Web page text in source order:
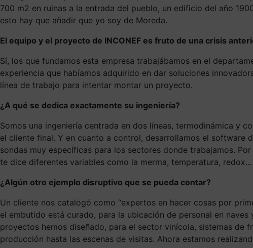
700 m2 en ruinas a la entrada del pueblo, un edificio del año
esto hay que añadir que yo soy de Moreda.
El equipo y el proyecto de INCONEF es fruto de una crisis
Sí, los que fundamos esta empresa trabajábamos en el
experiencia que habíamos adquirido en dar soluciones
línea de trabajo para intentar montar un proyecto.
¿A qué se dedica exactamente su ingeniería?
Somos una ingeniería centrada en dos líneas, termodinámica y
el cliente final. Y en cuanto a control, desarrollamos el software
sondas muy específicas para los sectores donde trabajamos.
te dice diferentes variables como la merma, temperatura, redox…
¿Algún otro ejemplo disruptivo que se pueda contar?
Un cliente nos catalogó como “expertos en hacer cosas por
el embutido está curado, para la ubicación de personal en
proyectos hemos diseñado, para el sector vinícola, sistemas
producción hasta las escenas de visitas. Ahora estamos